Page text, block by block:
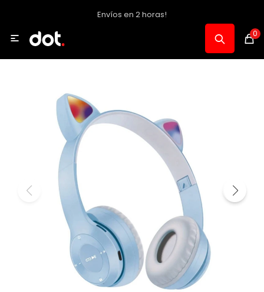
Envíos en 2 horas!
0

Notebooks y PC
Celulares, Relojes y Tablets
Informática
Audio, Foto y Video
Consolas y Accesorios